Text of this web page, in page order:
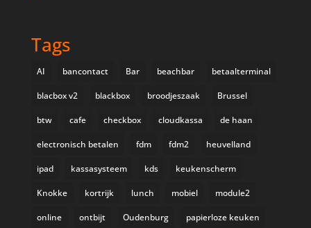
Tags
AI bancontact Bar beachbar betaalterminal
blacbox v2 blackbox broodjeszaak Brussel
btw cafe checkbox cloudkassa de haan
electronisch betalen fdm fdm2 heuvelland
ipad kassasysteem kds keukenscherm
Knokke kortrijk lunch mobiel module2
online ontbijt Oudenburg papierloze keuken